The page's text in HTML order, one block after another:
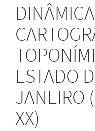
DINÂMICA
ESTADO
JANEIRO
XX)